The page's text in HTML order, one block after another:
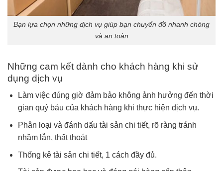
Bạn lựa chọn những dịch vụ giúp bạn chuyển đồ nhanh chóng
và an toàn
Những cam kết dành cho khách hàng khi sử
dụng dịch vụ
Làm việc đúng giờ đảm bảo không ảnh hưởng đến thời
gian quý báu của khách hàng khi thực hiện dịch vụ.
Phân loại và đánh dấu tài sản chi tiết, rõ ràng tránh
nhầm lẫn, thất thoát
Thống kê tài sản chi tiết, 1 cách đầy đủ.